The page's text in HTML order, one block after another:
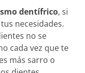
dentífrico, si
necesidades.
no se
cada vez que te
más sarro o